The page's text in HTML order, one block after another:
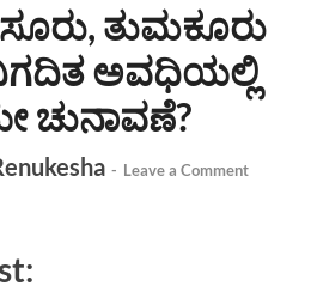
ತುಮಕೂರು
ಅವಧಿಯಲ್ಲಿ
- Leave a Comment